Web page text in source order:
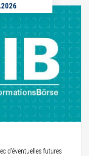
d'éventuelles futures